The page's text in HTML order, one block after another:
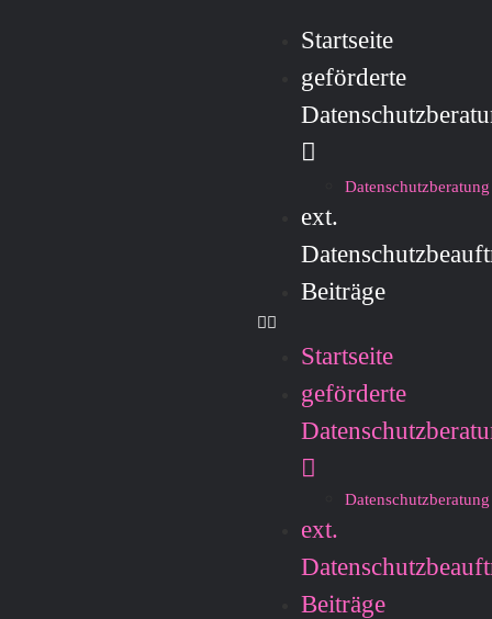
Startseite
geförderte
Datenschutzberatung
ext.
Beiträge
Startseite
geförderte
Datenschutzberatung
ext.
Beiträge